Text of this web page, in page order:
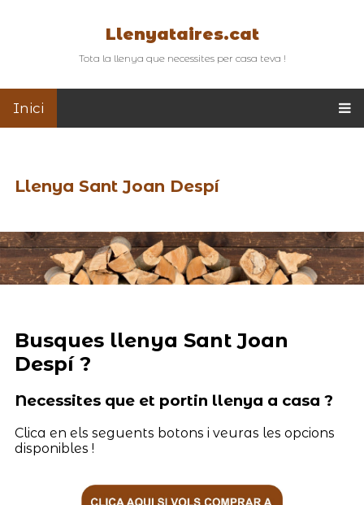
Llenyataires.cat
Tota la llenya que necessites per casa teva !
Inici
Llenya Sant Joan Despí
Busques llenya Sant Joan
Despí ?
Necessites que et portin llenya a casa ?
Clica en els seguents botons i veuras les opcions
disponibles !